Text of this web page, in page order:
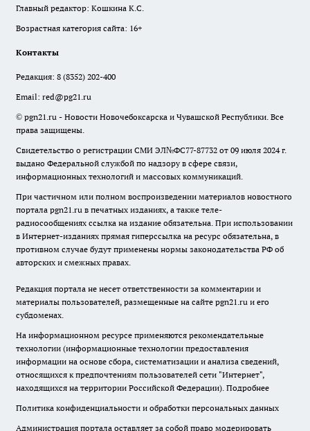
Главный редактор: Кошкина К.С.
Возрастная категория сайта: 16+
Контакты
Редакция: 8 (8352) 202-400
Email: red@pg21.ru
© pgn21.ru - Новости Новочебоксарска и Чувашской Республики. Все
права защищены.
Свидетельство о регистрации СМИ ЭЛ№ФС77-87732 от 09 июля 2024 г.
выдано Федеральной службой по надзору в сфере связи,
информационных технологий и массовых коммуникаций.
При частичном или полном воспроизведении материалов новостного
портала pgn21.ru в печатных изданиях, а также теле-
радиосообщениях ссылка на издание обязательна. При использовании
в Интернет-изданиях прямая гиперссылка на ресурс обязательна, в
противном случае будут применены нормы законодательства РФ об
авторских и смежных правах.
Редакция портала не несет ответственности за комментарии и
материалы пользователей, размещенные на сайте pgn21.ru и его
субдоменах.
На информационном ресурсе применяются рекомендательные
технологии (информационные технологии предоставления
информации на основе сбора, систематизации и анализа сведений,
относящихся к предпочтениям пользователей сети "Интернет",
находящихся на территории Российской Федерации). Подробнее
Политика конфиденциальности и обработки персональных данных
Администрация портала оставляет за собой право модерировать